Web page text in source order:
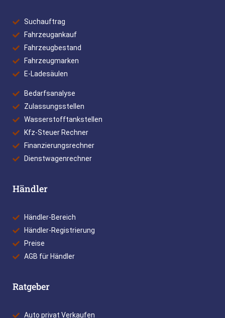
Suchauftrag
Fahrzeugankauf
Fahrzeugbestand
Fahrzeugmarken
E-Ladesäulen
Bedarfsanalyse
Zulassungsstellen
Wasserstofftankstellen
Kfz-Steuer Rechner
Finanzierungsrechner
Dienstwagenrechner
Händler
Händler-Bereich
Händler-Registrierung
Preise
AGB für Händler
Ratgeber
Auto privat Verkaufen